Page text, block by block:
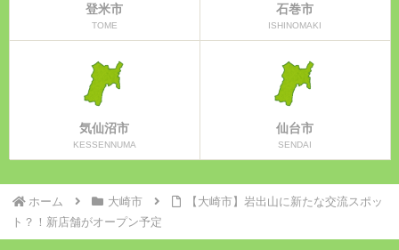
登米市
TOME
石巻市
ISHINOMAKI
気仙沼市
KESSENNUMA
仙台市
SENDAI
ホーム 大崎市
【大崎市】岩出山に新たな交流スポッ
ト？！新店舗がオープン予定